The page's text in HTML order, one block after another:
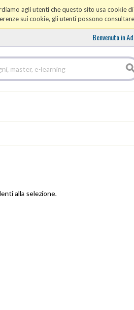
agli utenti che questo sito usa cookie
sui cookie, gli utenti possono
Benvenuto in
alla selezione.